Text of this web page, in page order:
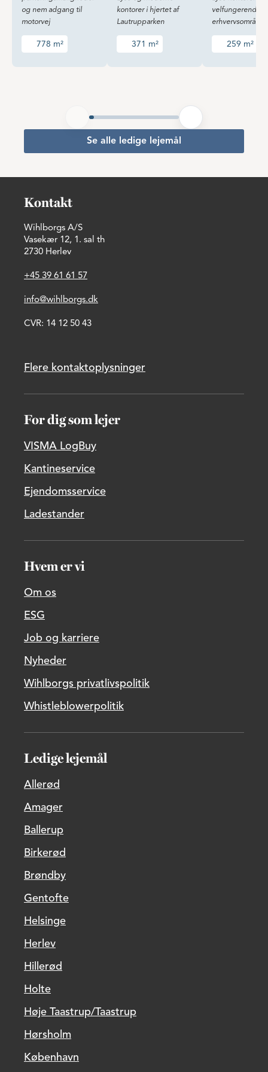
og nem adgang til
motorvej
778 m²
kontorer i hjertet af
Lautrupparken
371 m²
velfungerende
erhvervsområde
259 m²
Se alle ledige lejemål
Kontakt
Wihlborgs A/S
Vasekær 12, 1. sal th
2730 Herlev
+45 39 61 61 57
info@wihlborgs.dk
CVR: 14 12 50 43
Flere kontaktoplysninger
For dig som lejer
VISMA LogBuy
Kantineservice
Ejendomsservice
Ladestander
Hvem er vi
Om os
ESG
Job og karriere
Nyheder
Wihlborgs privatlivspolitik
Whistleblowerpolitik
Ledige lejemål
Allerød
Amager
Ballerup
Birkerød
Brøndby
Gentofte
Helsinge
Herlev
Hillerød
Holte
Høje Taastrup/Taastrup
Hørsholm
København